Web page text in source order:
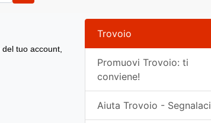
tuo account,
Trovoio
Promuovi Trovoio: ti
conviene!
Aiuta Trovoio - Segnalaci